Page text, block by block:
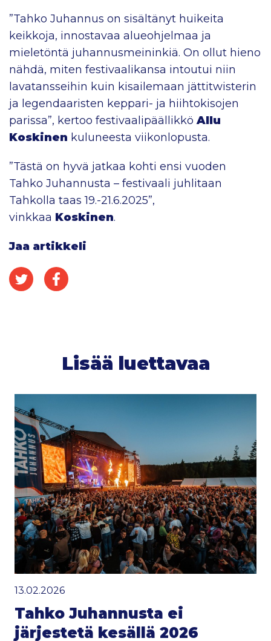
”Tahko Juhannus on sisältänyt huikeita
keikkoja, innostavaa alueohjelmaa ja
mieletöntä juhannusmeininkiä. On ollut hieno
nähdä, miten festivaalikansa intoutui niin
lavatansseihin kuin kisailemaan jättitwisterin
ja legendaaristen keppari- ja hiihtokisojen
parissa”, kertoo festivaalipäällikköAllu
Koskinen kuluneesta viikonlopusta.
”Tästä on hyvä jatkaa kohti ensi vuoden
Tahko Juhannusta – festivaali juhlitaan
Tahkolla taas 19.-21.6.2025”,
vinkkaa Koskinen.
Jaa artikkeli
Jaa Twitterissä
Jaa Facebookissa
Lisää luettavaa
13.02.2026
Tahko Juhannusta ei
järjestetä kesällä 2026